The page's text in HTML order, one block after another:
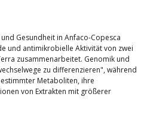
Gesundheit in Anfaco-Copesca
und antimikrobielle Aktivitätvon zwei
zusammenarbeitet. Genomik und
zu differenzieren", während
Metaboliten, ihre
von Extrakten mit größerer